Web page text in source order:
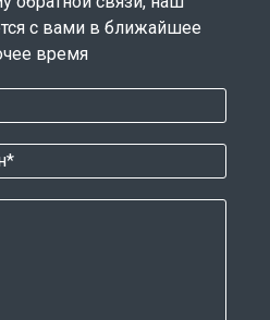
с вами в ближайшее
время